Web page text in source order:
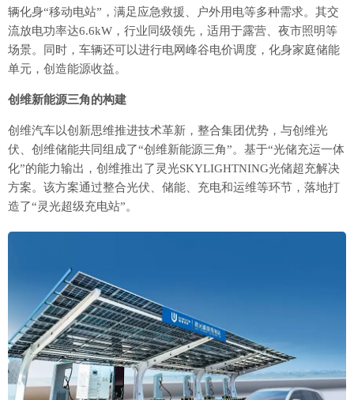
辆化身“移动电站”，满足应急救援、户外用电等多种需求。其交
流放电功率达6.6kW，行业同级领先，适用于露营、夜市照明等
场景。同时，车辆还可以进行电网峰谷电价调度，化身家庭储能
单元，创造能源收益。
创维新能源三角的构建
创维汽车以创新思维推进技术革新，整合集团优势，与创维光
伏、创维储能共同组成了“创维新能源三角”。基于“光储充运一体
化”的能力输出，创维推出了灵光SKYLIGHTNING光储超充解决
方案。该方案通过整合光伏、储能、充电和运维等环节，落地打
造了“灵光超级充电站”。